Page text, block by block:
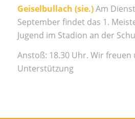
Geiselbullach (sie.)Am
September findet das 1.
Jugend im Stadion an der
Anstoß: 18.30 Uhr. Wir freuen
Unterstützung